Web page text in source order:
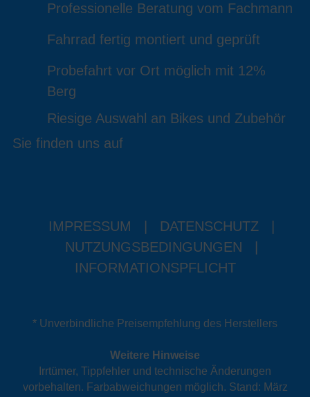
Professionelle Beratung vom Fachmann
Fahrrad fertig montiert und geprüft
Probefahrt vor Ort möglich mit 12%
Berg
Riesige Auswahl an Bikes und Zubehör
Sie finden uns auf
IMPRESSUM DATENSCHUTZ
NUTZUNGSBEDINGUNGEN
INFORMATIONSPFLICHT
* Unverbindliche Preisempfehlung des Herstellers
Weitere Hinweise
Irrtümer, Tippfehler und technische Änderungen
vorbehalten. Farbabweichungen möglich. Stand: März